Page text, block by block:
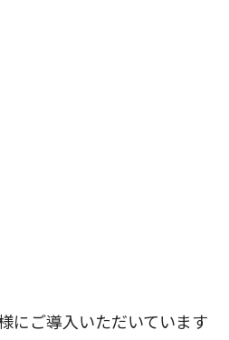
にご導入いただいています